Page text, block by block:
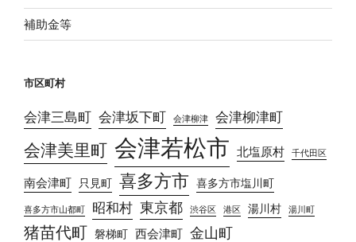
補助金等
市区町村
会津三島町 会津坂下町 会津柳津 会津柳津町
会津美里町 会津若松市 北塩原村 千代田区
南会津町 只見町 喜多方市 喜多方市塩川町
喜多方市山都町 昭和村 東京都 渋谷区 港区 湯川村 湯川町
猪苗代町 磐梯町 西会津町 金山町